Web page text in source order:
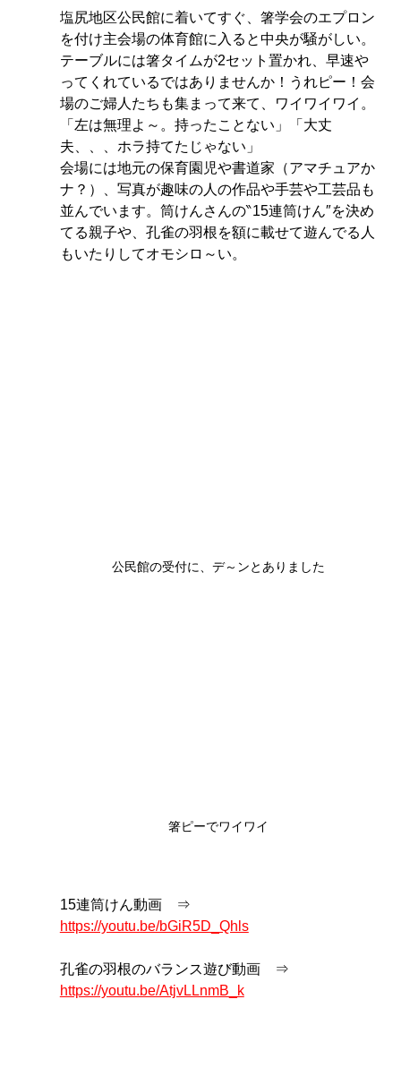
塩尻地区公民館に着いてすぐ、箸学会のエプロン
を付け主会場の体育館に入ると中央が騒がしい。
テーブルには箸タイムが2セット置かれ、早速や
ってくれているではありませんか！うれピー！会
場のご婦人たちも集まって来て、ワイワイワイ。
「左は無理よ～。持ったことない」「大丈
夫、、、ホラ持てたじゃない」
会場には地元の保育園児や書道家（アマチュアか
ナ？）、写真が趣味の人の作品や手芸や工芸品も
並んでいます。筒けんさんの‶15連筒けん″を決め
てる親子や、孔雀の羽根を額に載せて遊んでる人
もいたりしてオモシロ～い。
公民館の受付に、デ～ンとありました
箸ピーでワイワイ
15連筒けん動画　⇒
https://youtu.be/bGiR5D_Qhls
孔雀の羽根のバランス遊び動画　⇒
https://youtu.be/AtjvLLnmB_k